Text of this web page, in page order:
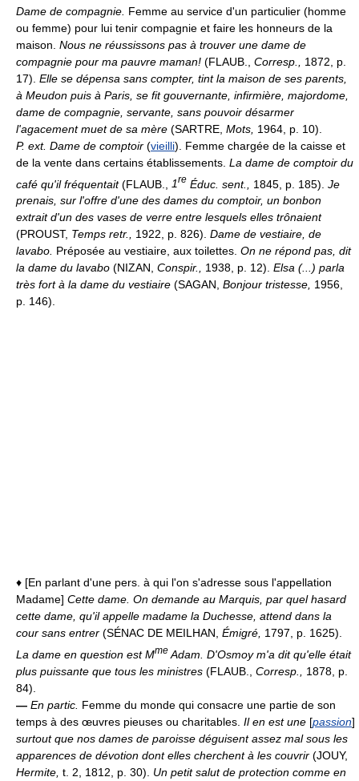
Dame de compagnie. Femme au service d'un particulier (homme
ou femme) pour lui tenir compagnie et faire les honneurs de la
maison. Nous ne réussissons pas à trouver une dame de
compagnie pour ma pauvre maman! (FLAUB., Corresp., 1872, p.
17). Elle se dépensa sans compter, tint la maison de ses parents,
à Meudon puis à Paris, se fit gouvernante, infirmière, majordome,
dame de compagnie, servante, sans pouvoir désarmer
l'agacement muet de sa mère (SARTRE, Mots, 1964, p. 10).
P. ext. Dame de comptoir (vieilli). Femme chargée de la caisse et
de la vente dans certains établissements. La dame de comptoir du
café qu'il fréquentait(FLAUB., 1re Éduc. sent., 1845, p. 185). Je
prenais, sur l'offre d'une des dames du comptoir, un bonbon
extrait d'un des vases de verre entre lesquels elles trônaient
(PROUST, Temps retr., 1922, p. 826). Dame de vestiaire, de
lavabo. Préposée au vestiaire, aux toilettes. On ne répond pas, dit
la dame du lavabo (NIZAN, Conspir., 1938, p. 12). Elsa (...) parla
très fort à la dame du vestiaire (SAGAN, Bonjour tristesse, 1956,
p. 146).
♦ [En parlant d'une pers. à qui l'on s'adresse sous l'appellation
Madame] Cette dame. On demande au Marquis, par quel hasard
cette dame, qu'il appelle madame la Duchesse, attend dans la
cour sans entrer (SÉNAC DE MEILHAN, Émigré, 1797, p. 1625).
La dame en question est Mme Adam. D'Osmoy m'a dit qu'elle était
plus puissante que tous les ministres (FLAUB., Corresp., 1878, p.
84).
— En partic. Femme du monde qui consacre une partie de son
temps à des œuvres pieuses ou charitables. Il en est une [passion]
surtout que nos dames de paroisse déguisent assez mal sous les
apparences de dévotion dont elles cherchent à les couvrir (JOUY,
Hermite, t. 2, 1812, p. 30). Un petit salut de protection comme en